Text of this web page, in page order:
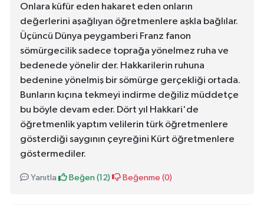
Onlara küfür eden hakaret eden onların
değerlerini aşağlıyan öğretmenlere aşkla bağlılar.
Üçüncü Dünya peygamberi Franz fanon
sömürgecilik sadece toprağa yönelmez ruha ve
bedenede yönelir der. Hakkarilerin ruhuna
bedenine yönelmiş bir sömürge gerçekliği ortada.
Bunların kıçına tekmeyi indirme değiliz müddetçe
bu böyle devam eder. Dört yıl Hakkari'de
öğretmenlik yaptım velilerin türk öğretmenlere
gösterdiği saygının çeyreğini Kürt öğretmenlere
göstermediler.
Yanıtla Beğen (12) Beğenme (0)